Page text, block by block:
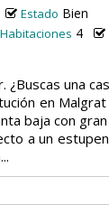
Estado Bien
Habitaciones 4
¿Buscas una
en
baja con
a un